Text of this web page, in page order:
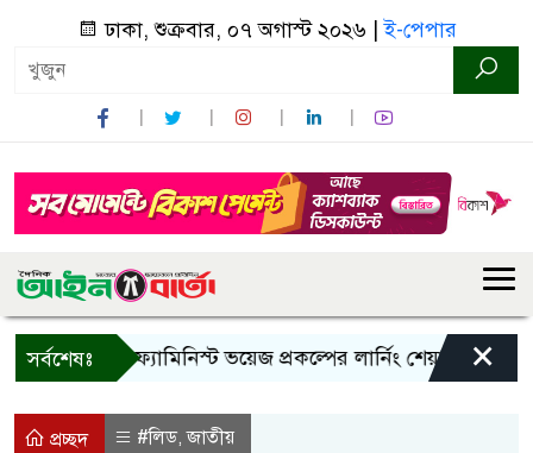
ঢাকা, শুক্রবার, ০৭ অগাস্ট ২০২৬ |ই-পেপার
সর্বশেষঃ
ইয়ং ফ্যামিনিস্ট ভয়েজ প্রকল্পের লার্নিং শেয়ারিং কর্মশালা
×
প্রচ্ছদ #লিড,জাতীয়